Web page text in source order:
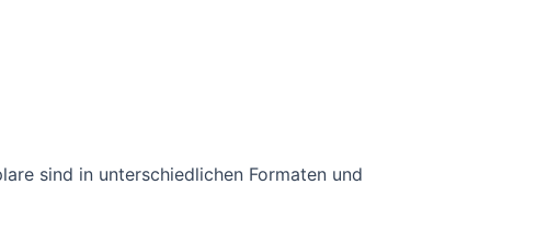
sind in unterschiedlichen Formaten und